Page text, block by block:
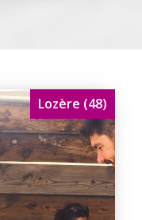
Lozère (48)